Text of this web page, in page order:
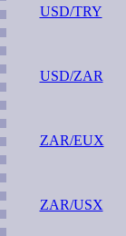
USD/TRY
USD/ZAR
ZAR/EUX
ZAR/USX